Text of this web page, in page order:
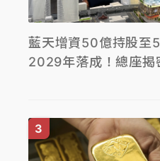
藍天增資50億持股
2029年落成！總座揭